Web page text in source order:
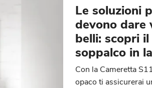
Le soluzioni
devono dare
belli: scopri
soppalco in
Con la Cameretta
opaco ti assicurerai